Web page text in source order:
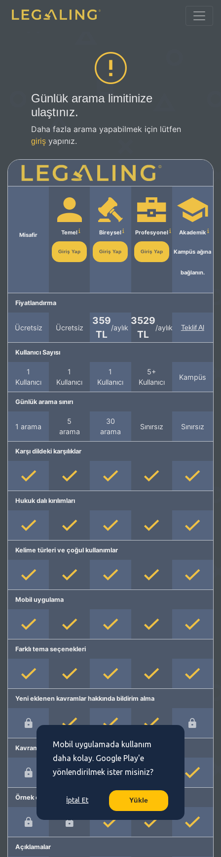
Günlük arama limitinize
ulaştınız.
Daha fazla arama yapabilmek için lütfen
giriş yapınız.
Misafir Temel
Giriş Yap
Bireysel
Giriş Yap
Profesyonel
Giriş Yap
Akademik
Kampüs ağına
bağlanın.
Fiyatlandırma
Ücretsiz Ücretsiz
359
TL
/aylık
3529
TL
/aylık Teklif Al
Kullanıcı Sayısı
1
Kullanıcı
1
Kullanıcı
1
Kullanıcı
5+
Kullanıcı
Kampüs
Günlük arama sınırı
1 arama
5
arama
30
arama
Sınırsız Sınırsız
Karşı dildeki karşılıklar
Hukuk dalı kırılımları
Kelime türleri ve çoğul kullanımlar
Mobil uygulama
Farklı tema seçenekleri
Yeni eklenen kavramlar hakkında bildirim alma
Kavram önerme
Örnek cümleler
Açıklamalar
Mobil uygulamada kullanım
daha kolay. Google Play'e
yönlendirilmek ister misiniz?
İptal Et Yükle